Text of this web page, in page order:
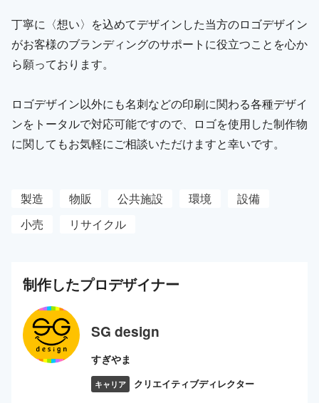
丁寧に〈想い〉を込めてデザインした当方のロゴデザイン
がお客様のブランディングのサポートに役立つことを心か
ら願っております。
ロゴデザイン以外にも名刺などの印刷に関わる各種デザイ
ンをトータルで対応可能ですので、ロゴを使用した制作物
に関してもお気軽にご相談いただけますと幸いです。
製造 物販 公共施設 環境
設備
小売
リサイクル
制作したプロデザイナー
SG design
すぎやま
キャリア クリエイティブディレクター